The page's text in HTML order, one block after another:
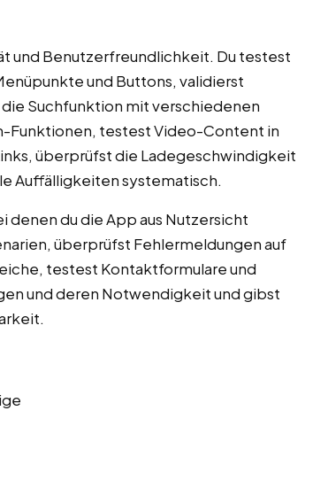
und Benutzerfreundlichkeit. Du testest
und Buttons, validierst
Suchfunktion mit verschiedenen
Funktionen, testest Video-Content in
überprüfst die Ladegeschwindigkeit
Auffälligkeiten systematisch.
denen du die App aus Nutzersicht
überprüfst Fehlermeldungen auf
testest Kontaktformulare und
und deren Notwendigkeit und gibst